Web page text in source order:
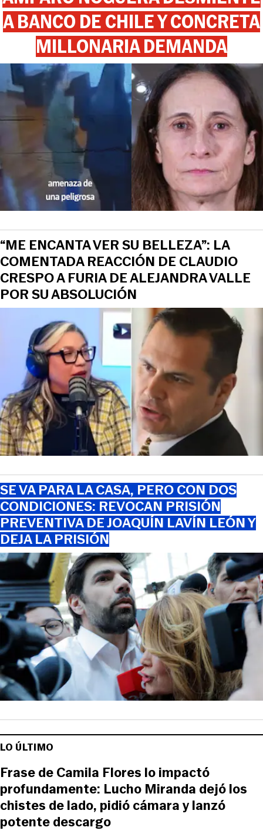
A BANCO DE CHILE Y CONCRETA
MILLONARIA DEMANDA
“ME ENCANTA VER SU BELLEZA”: LA
COMENTADA REACCIÓN DE CLAUDIO
CRESPO A FURIA DE ALEJANDRA VALLE
POR SU ABSOLUCIÓN
SE VA PARA LA CASA, PERO CON DOS
CONDICIONES: REVOCAN PRISIÓN
PREVENTIVA DE JOAQUÍN LAVÍN LEÓN Y
DEJA LA PRISIÓN
LO ÚLTIMO
Frase de Camila Flores lo impactó
profundamente: Lucho Miranda dejó los
chistes de lado, pidió cámara y lanzó
potente descargo